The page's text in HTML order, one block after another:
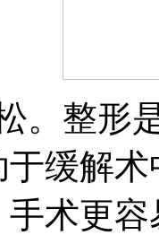
。整形
缓解
术更